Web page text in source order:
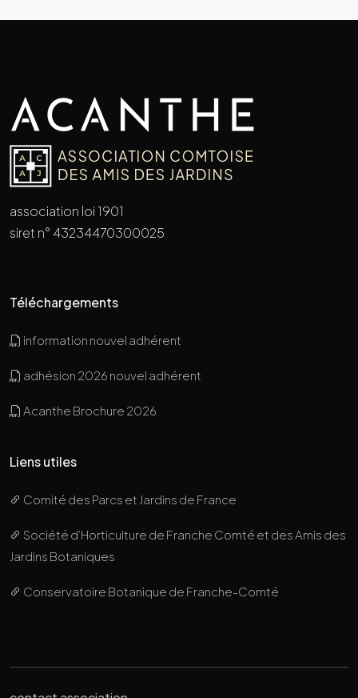
association loi 1901
siret n° 43234470300025
Téléchargements
information nouvel adhérent
adhésion 2026 nouvel adhérent
Acanthe Brochure 2026
Liens utiles
Comité des Parcs et Jardins de France
Société d’Horticulture de Franche Comté et des Amis des
Jardins Botaniques
Conservatoire Botanique de Franche-Comté